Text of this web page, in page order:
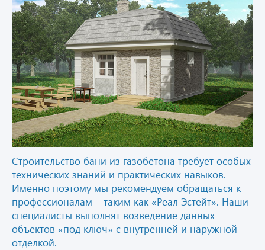
Строительство бани из газобетона требует особых
технических знаний и практических навыков.
Именно поэтому мы рекомендуем обращаться к
профессионалам – таким как «Реал Эстейт». Наши
специалисты выполнят возведение данных
объектов «под ключ» с внутренней и наружной
отделкой.